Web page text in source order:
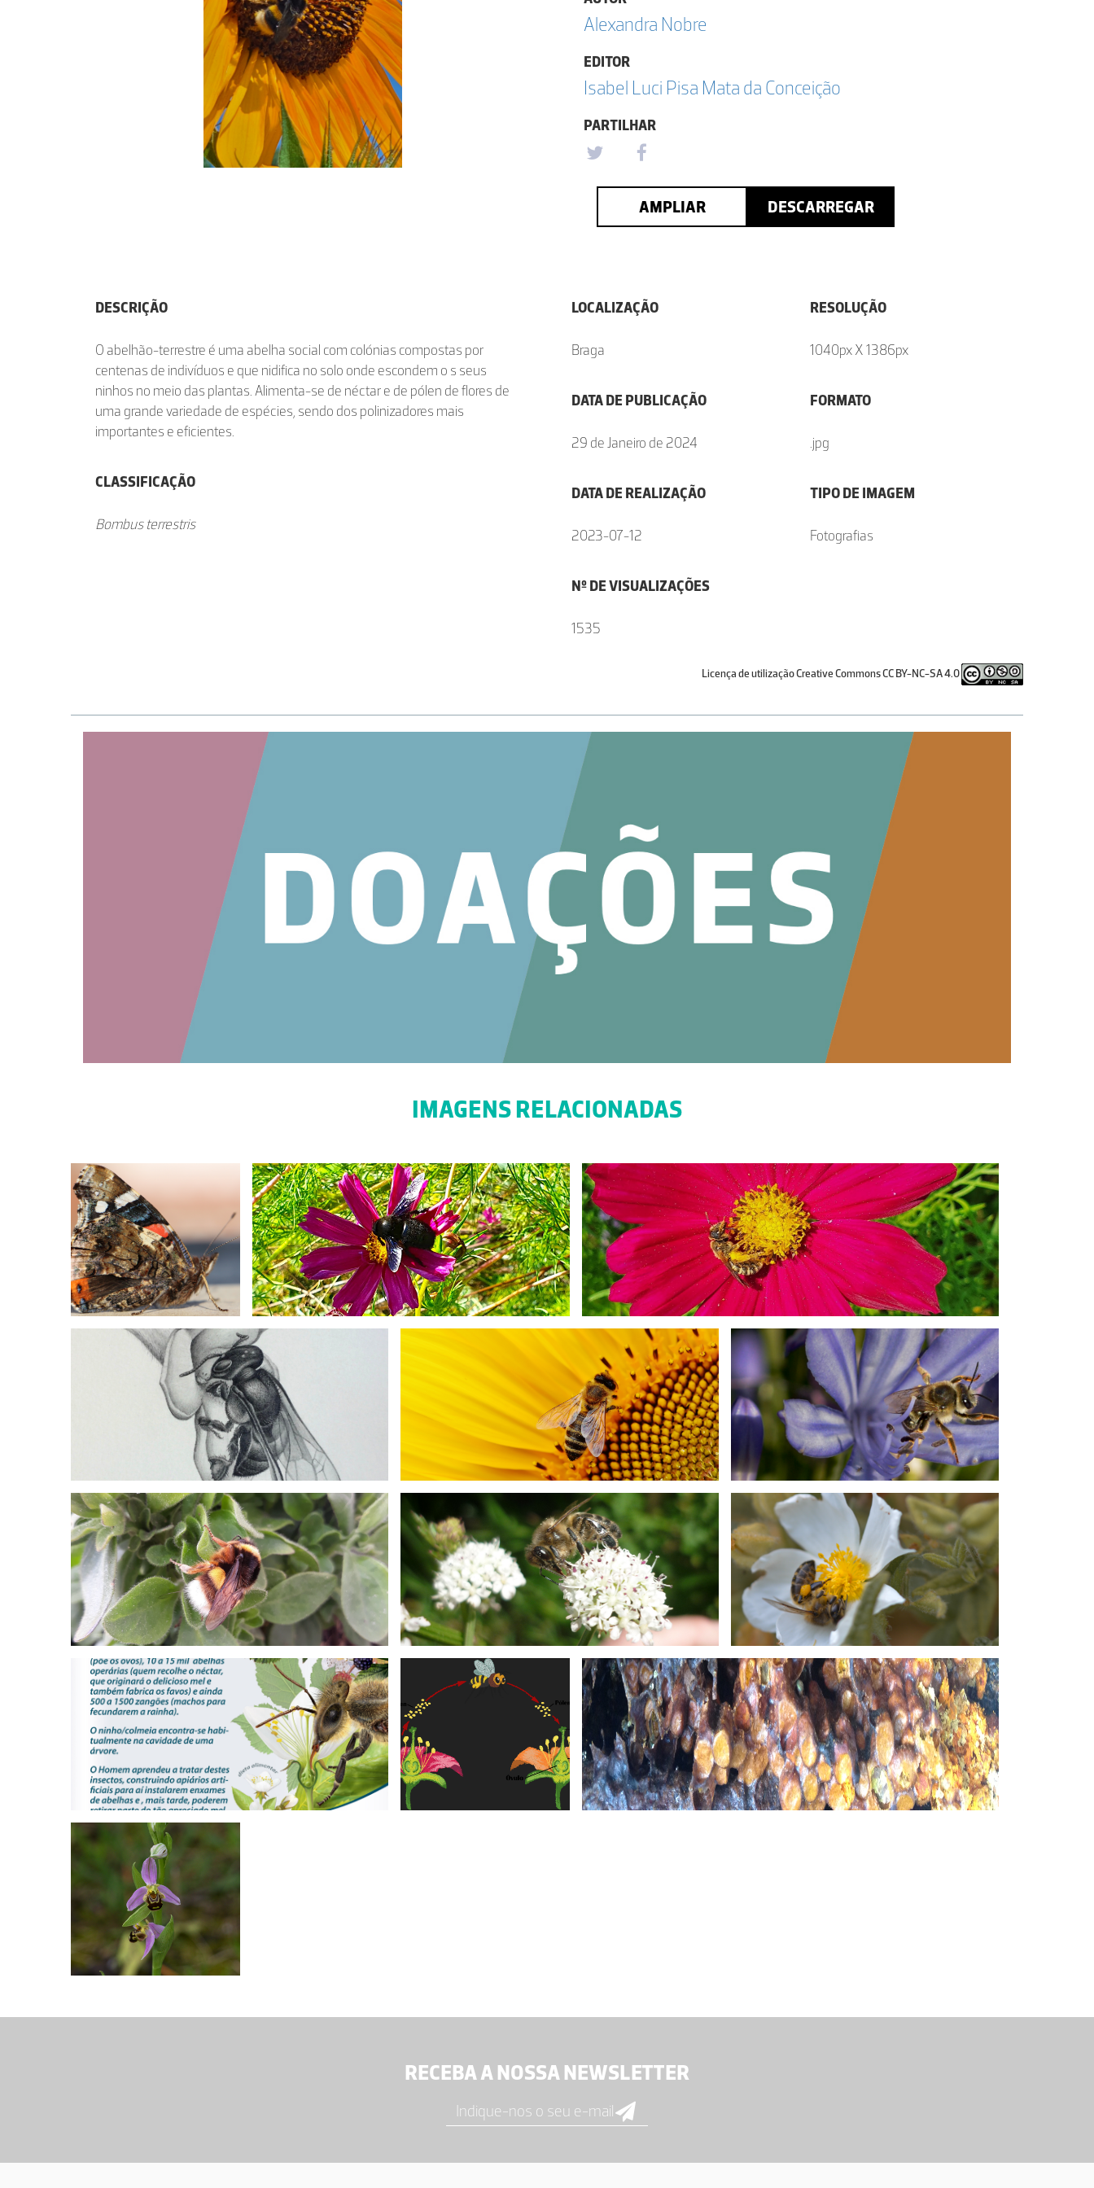
Alexandra Nobre
EDITOR
Isabel Luci Pisa Mata da Conceição
PARTILHAR
AMPLIAR DESCARREGAR
DESCRIÇÃO
O abelhão-terrestre é uma abelha social com colónias compostas por
centenas de indivíduos e que nidifica no solo onde escondem o s seus
ninhos no meio das plantas. Alimenta-se de néctar e de pólen de flores de
uma grande variedade de espécies, sendo dos polinizadores mais
importantes e eficientes.
CLASSIFICAÇÃO
Bombus terrestris
LOCALIZAÇÃO
Braga
DATA DE PUBLICAÇÃO
29 de Janeiro de 2024
DATA DE REALIZAÇÃO
2023-07-12
Nº DE VISUALIZAÇÕES
1535
RESOLUÇÃO
1040px X 1386px
FORMATO
.jpg
TIPO DE IMAGEM
Fotografias
Licença de utilização Creative Commons CC BY-NC-SA 4.0
IMAGENS RELACIONADAS
RECEBA A NOSSA NEWSLETTER